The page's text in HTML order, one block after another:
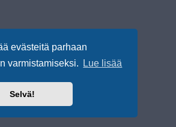
evästeitä parhaan
varmistamiseksi.
Lue lisää
Selvä!